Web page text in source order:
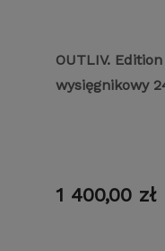
OUTLIV.
wysięgnikowy
1 400,00 zł